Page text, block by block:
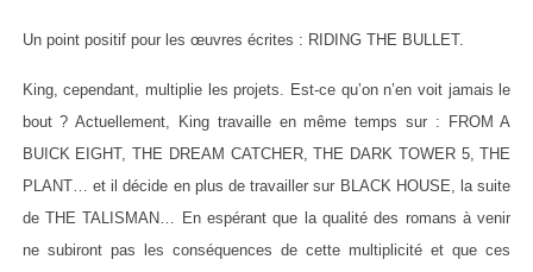
Un point positif pour les œuvres écrites : RIDING THE BULLET.
King, cependant, multiplie les projets. Est-ce qu’on n’en voit jamais le
bout ? Actuellement, King travaille en même temps sur : FROM A
BUICK EIGHT, THE DREAM CATCHER, THE DARK TOWER 5, THE
PLANT… et il décide en plus de travailler sur BLACK HOUSE, la suite
de THE TALISMAN… En espérant que la qualité des romans à venir
ne subiront pas les conséquences de cette multiplicité et que ces